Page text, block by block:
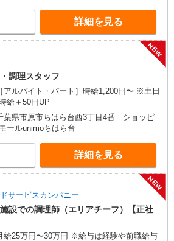
詳細を見る
NEW
調理スタッフ
［アルバイト・パート］時給1,200円〜 ※土日
給＋50円UP
葉県市原市ちはら台西3丁目4番 ショッピ
ールunimoちはら台
詳細を見る
サービスカンパニー
NEW
設での調理師（エリアチーフ）【正社
25万円〜30万円 ※給与は経験や前職給与